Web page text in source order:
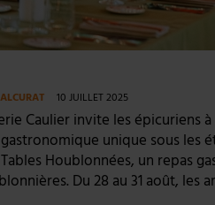
10 JUILLET 2025
Caulier invite les épicuriens
unique sous les
Houblonnées, un repas
Du 28 au 31 août, les